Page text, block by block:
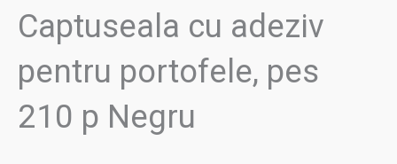
Captuseala cu adeziv
pentru portofele, pes
210 p Negru